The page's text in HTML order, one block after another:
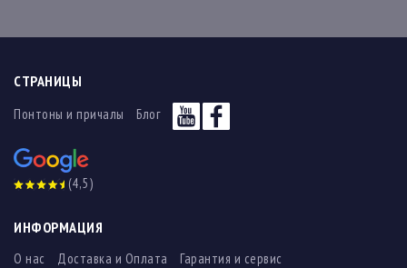
СТРАНИЦЫ
Понтоны и причалы Блог
(4,5)
ИНФОРМАЦИЯ
О нас Доставка и Оплата
Гарантия и сервис